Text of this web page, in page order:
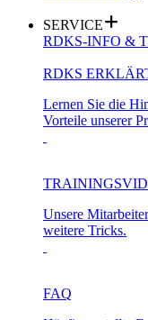
SERVICE
RDKS-INFO &
RDKS
Lernen Sie die
Vorteile unserer
Unsere
weitere Tricks.
FAQ